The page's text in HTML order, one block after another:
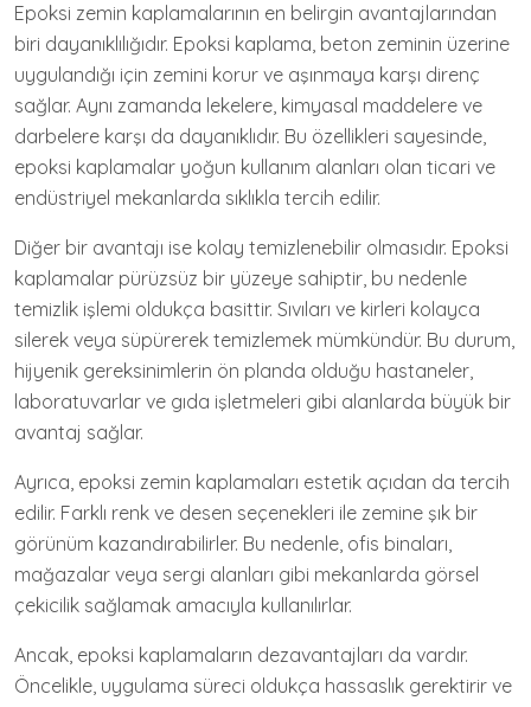
Epoksi zemin kaplamalarının en belirgin avantajlarından
biri dayanıklılığıdır. Epoksi kaplama, beton zeminin üzerine
uygulandığı için zemini korur ve aşınmaya karşı direnç
sağlar. Aynı zamanda lekelere, kimyasal maddelere ve
darbelere karşı da dayanıklıdır. Bu özellikleri sayesinde,
epoksi kaplamalar yoğun kullanım alanları olan ticari ve
endüstriyel mekanlarda sıklıkla tercih edilir.
Diğer bir avantajı ise kolay temizlenebilir olmasıdır. Epoksi
kaplamalar pürüzsüz bir yüzeye sahiptir, bu nedenle
temizlik işlemi oldukça basittir. Sıvıları ve kirleri kolayca
silerek veya süpürerek temizlemek mümkündür. Bu durum,
hijyenik gereksinimlerin ön planda olduğu hastaneler,
laboratuvarlar ve gıda işletmeleri gibi alanlarda büyük bir
avantaj sağlar.
Ayrıca, epoksi zemin kaplamaları estetik açıdan da tercih
edilir. Farklı renk ve desen seçenekleri ile zemine şık bir
görünüm kazandırabilirler. Bu nedenle, ofis binaları,
mağazalar veya sergi alanları gibi mekanlarda görsel
çekicilik sağlamak amacıyla kullanılırlar.
Ancak, epoksi kaplamaların dezavantajları da vardır.
Öncelikle, uygulama süreci oldukça hassaslık gerektirir ve